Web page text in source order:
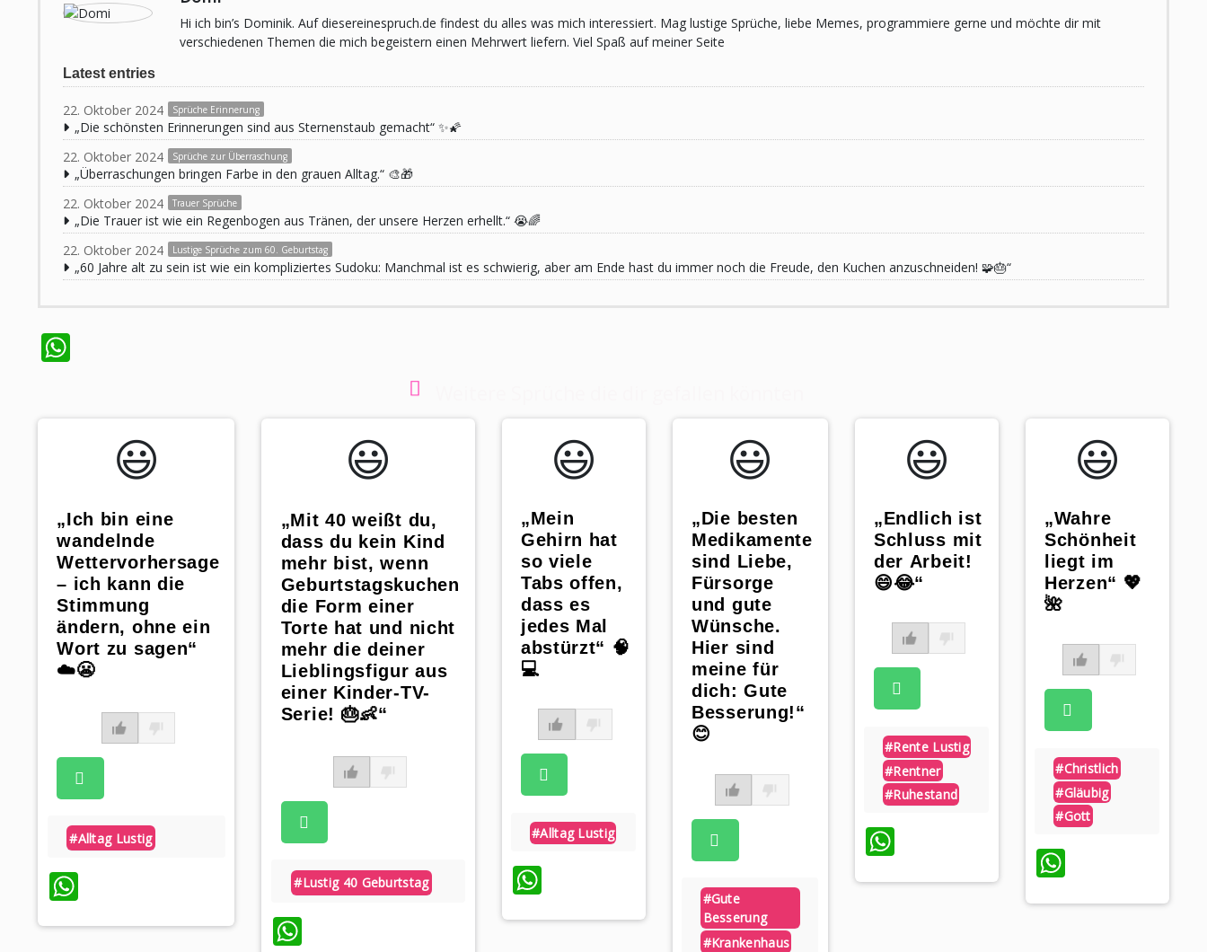
Hi ich bin’s Dominik. Auf diesereinespruch.de findest du alles was mich interessiert. Mag lustige Sprüche, liebe Memes, programmiere gerne und möchte dir mit
verschiedenen Themen die mich begeistern einen Mehrwert liefern. Viel Spaß auf meiner Seite
Latest entries
22. Oktober 2024 Sprüche Erinnerung
„Die schönsten Erinnerungen sind aus Sternenstaub gemacht“ ✨🌠
22. Oktober 2024
Sprüche zur Überraschung
„Überraschungen bringen Farbe in den grauen Alltag.“ 🎨🎁
22. Oktober 2024
Trauer Sprüche
„Die Trauer ist wie ein Regenbogen aus Tränen, der unsere Herzen erhellt.“ 😭🌈
22. Oktober 2024
Lustige Sprüche zum 60. Geburtstag
„60 Jahre alt zu sein ist wie ein kompliziertes Sudoku: Manchmal ist es schwierig, aber am Ende hast du immer noch die Freude, den Kuchen anzuschneiden! 🧩🎂“
😃️
„Ich bin eine
wandelnde
Wettervorhersage
– ich kann die
Stimmung
ändern, ohne ein
Wort zu sagen“
☁️😬
#alltag Lustig
WhatsApp
😃️
„Mit 40 weißt du,
dass du kein Kind
mehr bist, wenn
Geburtstagskuchen
die Form einer
Torte hat und nicht
mehr die deiner
Lieblingsfigur aus
einer Kinder-TV-
Serie! 🎂👶“
#lustig 40 Geburtstag
WhatsApp
😃️
„Mein
Gehirn hat
so viele
Tabs offen,
dass es
jedes Mal
abstürzt“ 🧠
💻
#alltag Lustig
😃️
„Die besten
Medikamente
sind Liebe,
Fürsorge
und gute
Wünsche.
Hier sind
meine für
dich: Gute
Besserung!“
😊
#gute
Besserung
#krankenhaus
😃️
„Endlich ist
Schluss mit
der Arbeit!
😄😂“
#rente Lustig
#rentner
#ruhestand
😃️
„Wahre
Schönheit
liegt im
Herzen“ 💖
🌺
#christlich
#gläubig
#gott